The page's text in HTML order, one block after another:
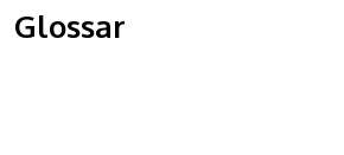
Glossar